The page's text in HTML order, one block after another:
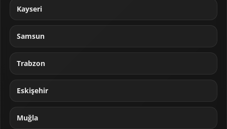
Kayseri
Samsun
Trabzon
Eskişehir
Muğla